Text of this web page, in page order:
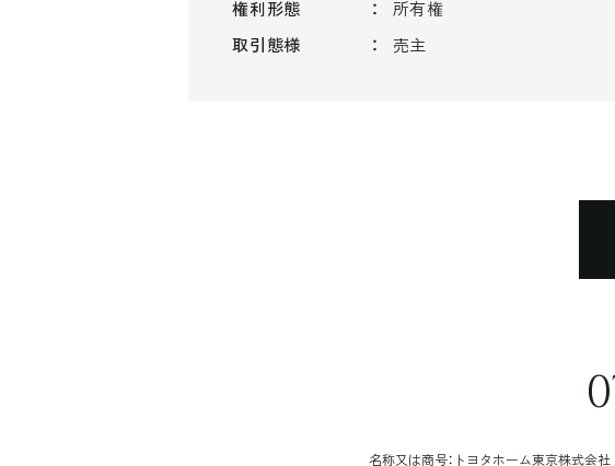
権利形態
所有権
取引態様
売主
名称又は商号：トヨタホーム東京株式会